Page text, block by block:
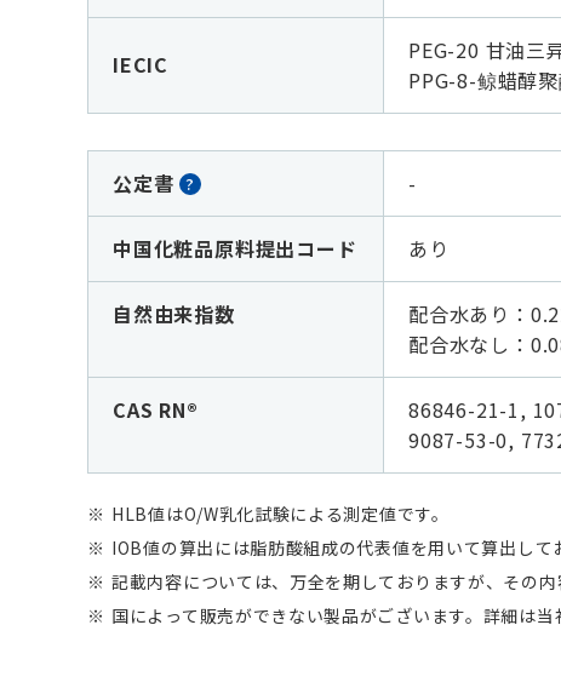
IECIC
PEG-20 甘油三
PPG-8-鲸蜡醇
公定書 ? -
中国化粧品原料提出コード あり
自然由来指数
配合水あり：
配合水なし：
CAS RN®
86846-21-1,
9087-53-0,
HLB値はO/W乳化試験による測定値です。
IOB値の算出には脂肪酸組成の代表値を用いて算出して
記載内容については、万全を期しておりますが、その
国によって販売ができない製品がございます。詳細は当